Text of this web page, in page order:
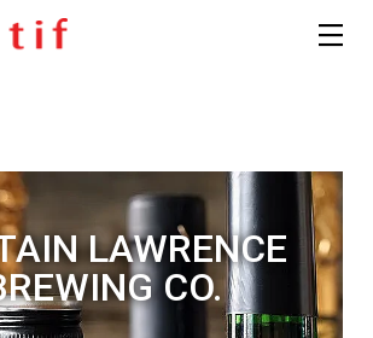
LAWRENCE
CO.